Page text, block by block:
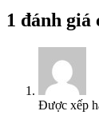
1 đánh giá
Được xếp